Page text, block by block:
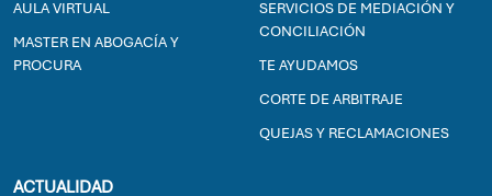
AULA VIRTUAL
MASTER EN ABOGACÍA Y
PROCURA
SERVICIOS DE MEDIACIÓN Y
CONCILIACIÓN
TE AYUDAMOS
CORTE DE ARBITRAJE
QUEJAS Y RECLAMACIONES
ACTUALIDAD